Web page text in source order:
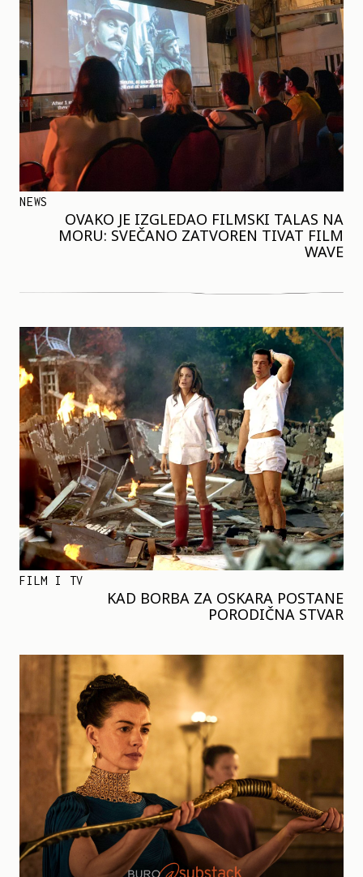
NEWS
OVAKO JE IZGLEDAO FILMSKI TALAS NA
MORU: SVEČANO ZATVOREN TIVAT FILM
WAVE
FILM I TV
KAD BORBA ZA OSKARA POSTANE
PORODIČNA STVAR